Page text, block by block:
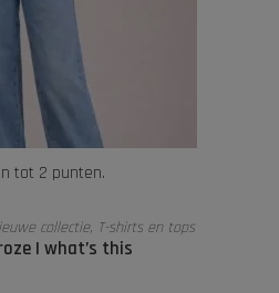
tot 2 punten.
SELECTEREN
collectie, T-shirts en tops
| what’s this